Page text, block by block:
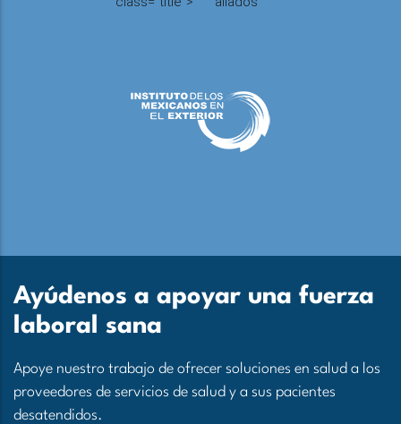
Ayúdenos a apoyar una fuerza
laboral sana
Apoye nuestro trabajo de ofrecer soluciones en salud a los
proveedores de servicios de salud y a sus pacientes
desatendidos.